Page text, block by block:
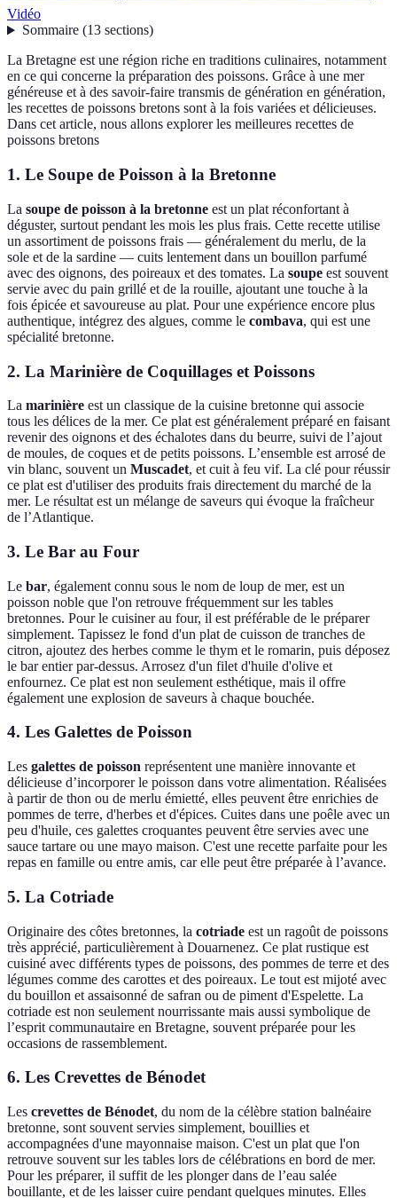
Vidéo
Sommaire(13 sections)
La Bretagne est une région riche en traditions culinaires, notamment
en ce qui concerne la préparation des poissons. Grâce à une mer
généreuse et à des savoir-faire transmis de génération en génération,
les recettes de poissons bretons sont à la fois variées et délicieuses.
Dans cet article, nous allons explorer les meilleures recettes de
poissons bretons
1. Le Soupe de Poisson à la Bretonne
La soupe de poisson à la bretonne est un plat réconfortant à
déguster, surtout pendant les mois les plus frais. Cette recette utilise
un assortiment de poissons frais — généralement du merlu, de la
sole et de la sardine — cuits lentement dans un bouillon parfumé
avec des oignons, des poireaux et des tomates. La soupe est souvent
servie avec du pain grillé et de la rouille, ajoutant une touche à la
fois épicée et savoureuse au plat. Pour une expérience encore plus
authentique, intégrez des algues, comme le combava, qui est une
spécialité bretonne.
2. La Marinière de Coquillages et Poissons
La marinière est un classique de la cuisine bretonne qui associe
tous les délices de la mer. Ce plat est généralement préparé en faisant
revenir des oignons et des échalotes dans du beurre, suivi de l’ajout
de moules, de coques et de petits poissons. L’ensemble est arrosé de
vin blanc, souvent un Muscadet, et cuit à feu vif. La clé pour réussir
ce plat est d'utiliser des produits frais directement du marché de la
mer. Le résultat est un mélange de saveurs qui évoque la fraîcheur
de l’Atlantique.
3. Le Bar au Four
Le bar, également connu sous le nom de loup de mer, est un
poisson noble que l'on retrouve fréquemment sur les tables
bretonnes. Pour le cuisiner au four, il est préférable de le préparer
simplement. Tapissez le fond d'un plat de cuisson de tranches de
citron, ajoutez des herbes comme le thym et le romarin, puis déposez
le bar entier par-dessus. Arrosez d'un filet d'huile d'olive et
enfournez. Ce plat est non seulement esthétique, mais il offre
également une explosion de saveurs à chaque bouchée.
4. Les Galettes de Poisson
Les galettes de poisson représentent une manière innovante et
délicieuse d’incorporer le poisson dans votre alimentation. Réalisées
à partir de thon ou de merlu émietté, elles peuvent être enrichies de
pommes de terre, d'herbes et d'épices. Cuites dans une poêle avec un
peu d'huile, ces galettes croquantes peuvent être servies avec une
sauce tartare ou une mayo maison. C'est une recette parfaite pour les
repas en famille ou entre amis, car elle peut être préparée à l’avance.
5. La Cotriade
Originaire des côtes bretonnes, la cotriade est un ragoût de poissons
très apprécié, particulièrement à Douarnenez. Ce plat rustique est
cuisiné avec différents types de poissons, des pommes de terre et des
légumes comme des carottes et des poireaux. Le tout est mijoté avec
du bouillon et assaisonné de safran ou de piment d'Espelette. La
cotriade est non seulement nourrissante mais aussi symbolique de
l’esprit communautaire en Bretagne, souvent préparée pour les
occasions de rassemblement.
6. Les Crevettes de Bénodet
Les crevettes de Bénodet, du nom de la célèbre station balnéaire
bretonne, sont souvent servies simplement, bouillies et
accompagnées d'une mayonnaise maison. C'est un plat que l'on
retrouve souvent sur les tables lors de célébrations en bord de mer.
Pour les préparer, il suffit de les plonger dans de l’eau salée
bouillante, et de les laisser cuire pendant quelques minutes. Elles